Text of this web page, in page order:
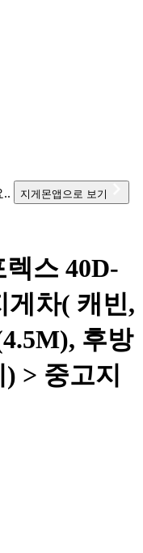
.. 지게몬앱으로 보기
스 40D-
게차( 캐빈,
후방
> 중고지